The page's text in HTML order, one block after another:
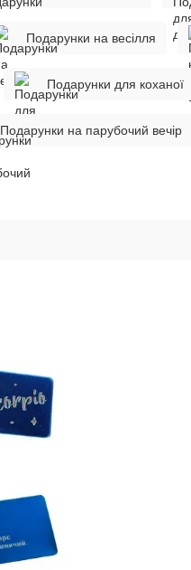
Подарунки на весілля
Подарунки для коханої
Подарунки на парубочий вечір